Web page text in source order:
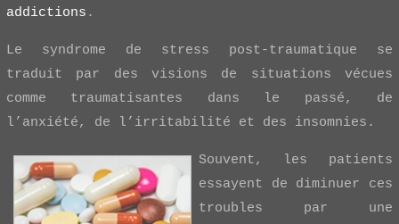
addictions .
Le syndrome de stress post-traumatique se
traduit par des visions de situations vécues
comme traumatisantes dans le passé, de
l’anxiété, de l’irritabilité et des insomnies.
Souvent, les patients
essayent de diminuer ces
troubles par une